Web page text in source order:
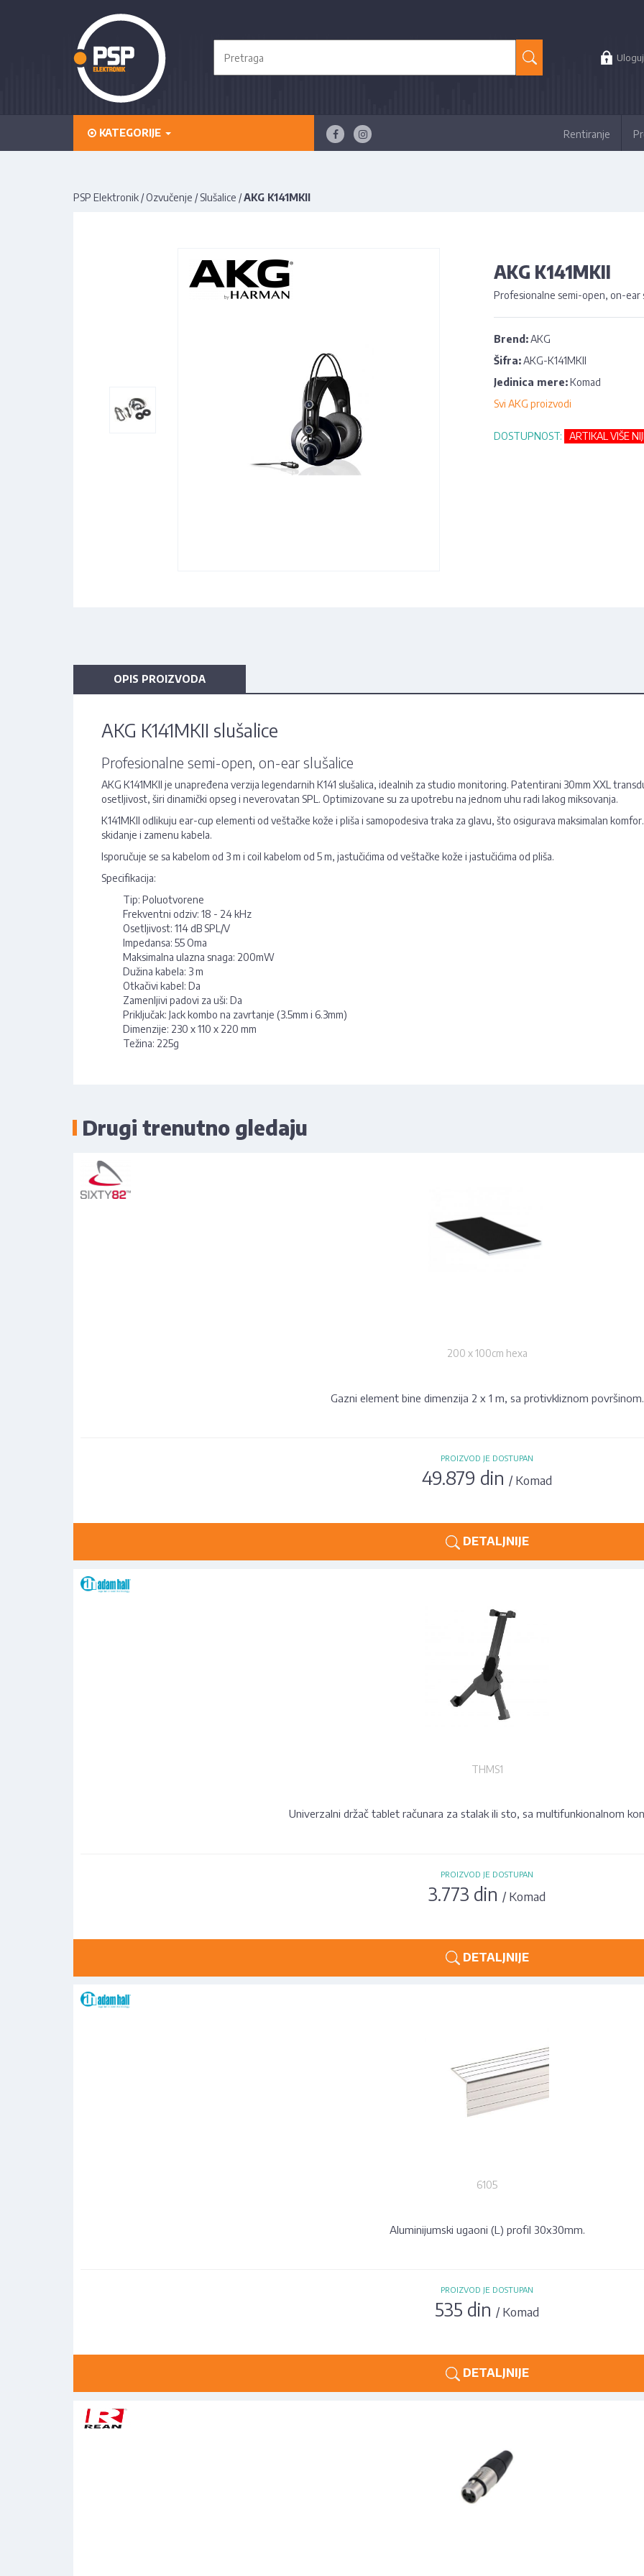
KATEGORIJE Rentiranje
PSP Elektronik /Ozvučenje / Slušalice /AKG K141MKII
AKG K141MKII
Profesionalne semi-open, on-ear
Brend:AKG
Šifra:AKG-K141MKII
Jedinica mere:Komad
Svi AKG proizvodi
DOSTUPNOST: ARTIKAL VIŠE
OPIS PROIZVODA
AKG K141MKII slušalice
Profesionalne semi-open, on-ear slušalice
AKG K141MKII je unapređena verzija legendarnih K141 slušalica, idealnih za studio monitoring. Patentirani 30mm XXL
osetljivost, širi dinamički opseg i neverovatan SPL. Optimizovane su za upotrebu na jednom uhu radi lakog miksovanja.
K141MKII odlikuju ear-cup elementi od veštačke kože i pliša i samopodesiva traka za glavu, što osigurava maksimalan
skidanje i zamenu kabela.
Isporučuje se sa kabelom od 3 m i coil kabelom od 5 m, jastučićima od veštačke kože i jastučićima od pliša.
Specifikacija:
Tip: Poluotvorene
Frekventni odziv: 18 - 24 kHz
Osetljivost: 114 dB SPL/V
Impedansa: 55 Oma
Maksimalna ulazna snaga: 200mW
Dužina kabela: 3 m
Otkačivi kabel: Da
Zamenljivi padovi za uši: Da
Priključak: Jack kombo na zavrtanje (3.5mm i 6.3mm)
Dimenzije: 230 x 110 x 220 mm
Težina: 225g
Drugi trenutno gledaju
200 x 100cm hexa
Gazni element bine dimenzija 2 x 1 m, sa protivkliznom površinom.
PROIZVOD JE DOSTUPAN
49.879 din / Komad
DETALJNIJE
THMS1
Univerzalni držač tablet računara za stalak ili sto, sa multifunkionalnom
PROIZVOD JE DOSTUPAN
3.773 din / Komad
DETALJNIJE
6105
Aluminijumski ugaoni (L) profil 30x30mm.
PROIZVOD JE DOSTUPAN
535 din / Komad
DETALJNIJE